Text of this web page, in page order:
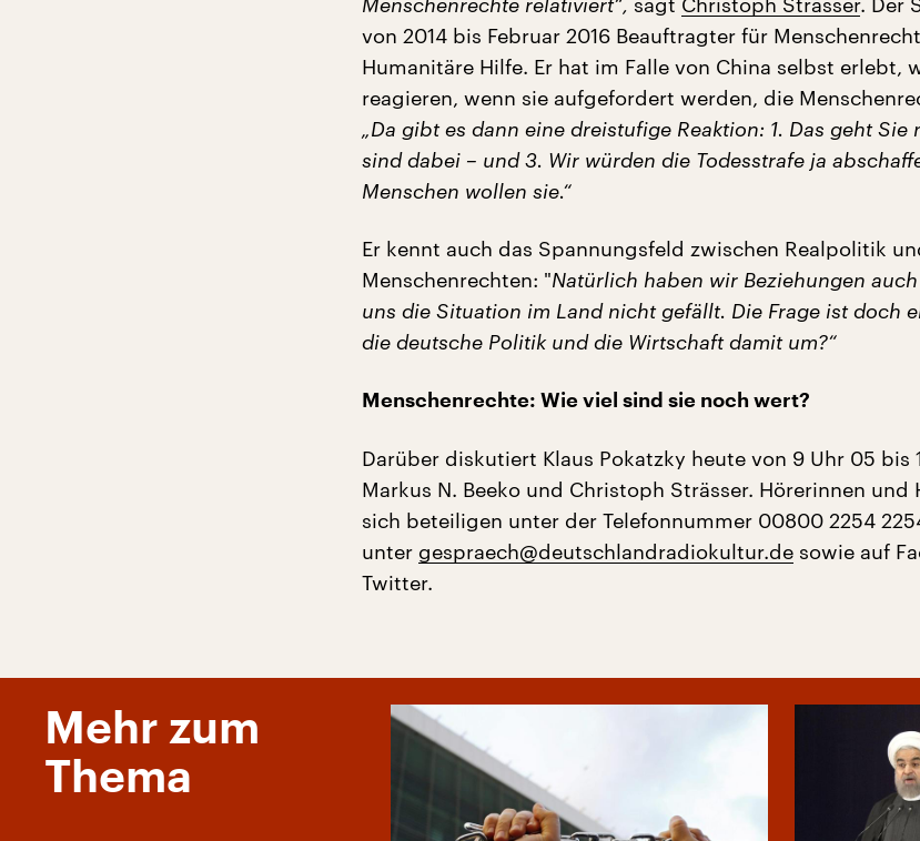
von 2014 bis Februar 2016 Beauftragter für
Humanitäre Hilfe. Er hat im Falle von China selbst erlebt,
reagieren, wenn sie aufgefordert werden, die
„Da gibt es dann eine dreistufige Reaktion: 1. Das geht Sie
sind dabei – und 3. Wir würden die Todesstrafe ja
Menschen wollen sie.“
Er kennt auch das Spannungsfeld zwischen Realpolitik
Menschenrechten: "Natürlich haben wir Beziehungen
uns die Situation im Land nicht gefällt. Die Frage ist doch
die deutsche Politik und die Wirtschaft damit um?“
Menschenrechte: Wie viel sind sie noch wert?
Darüber diskutiert Klaus Pokatzky heute von 9 Uhr 05 bis
Markus N. Beeko und Christoph Strässer. Hörerinnen und
sich beteiligen unter der Telefonnummer 00800 2254
unter gespraech@deutschlandradiokultur.de sowie auf
Twitter.
Mehr zum
Thema